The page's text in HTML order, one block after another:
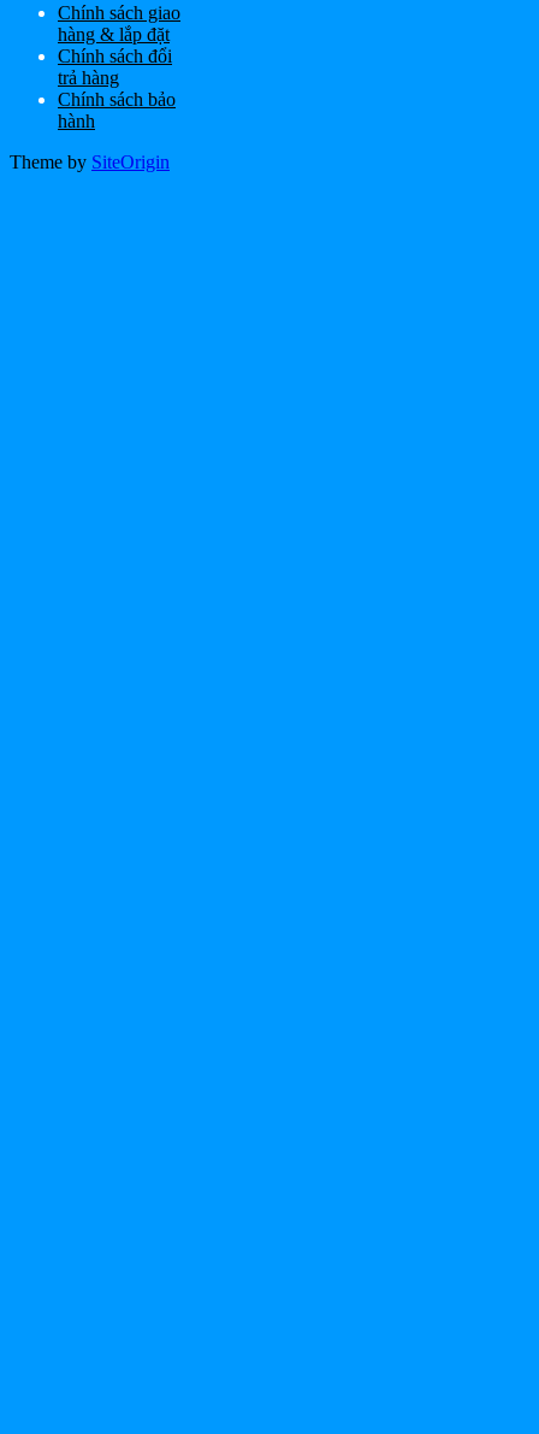
Chính sách giao
hàng & lắp đặt
Chính sách đổi
trả hàng
Chính sách bảo
hành
Theme by SiteOrigin